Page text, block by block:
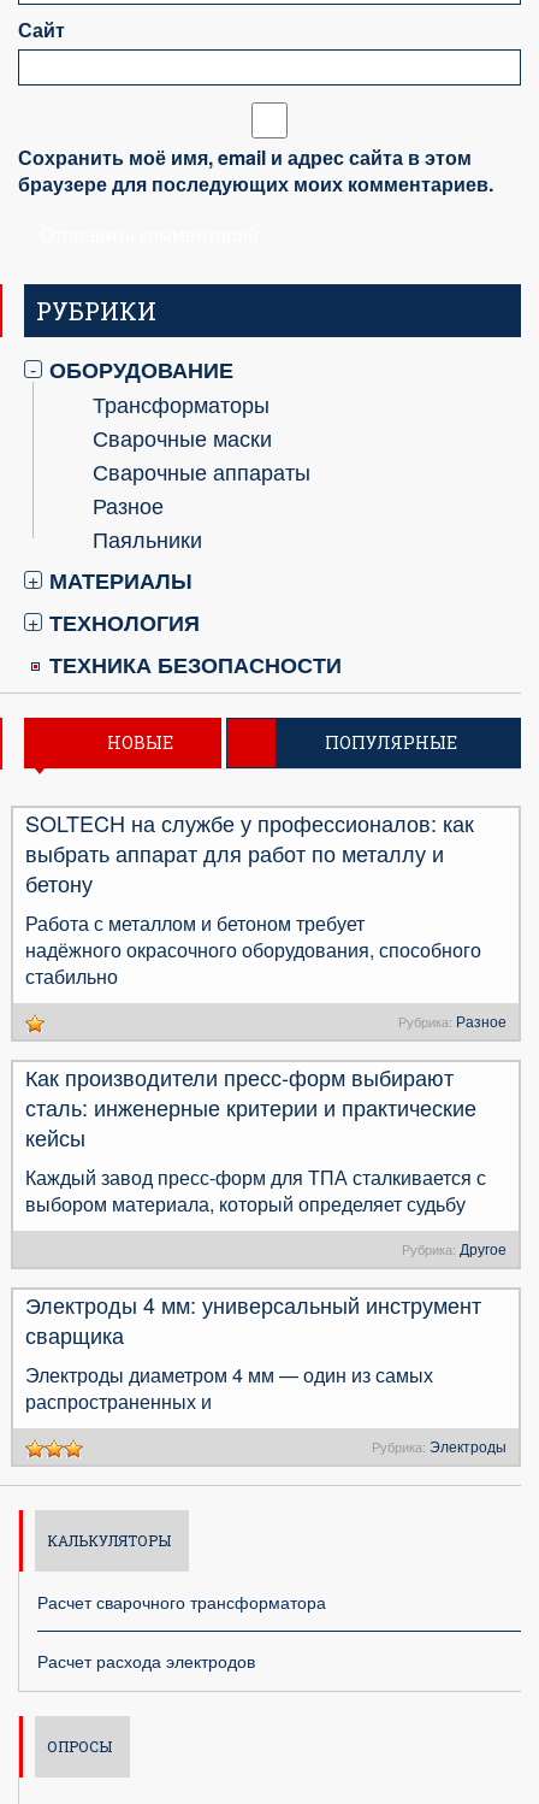
Сайт
Сохранить моё имя, email и адрес сайта в этом
браузере для последующих моих комментариев.
РУБРИКИ
- ОБОРУДОВАНИЕ
Трансформаторы
Сварочные маски
Сварочные аппараты
Разное
Паяльники
+ МАТЕРИАЛЫ
+ ТЕХНОЛОГИЯ
ТЕХНИКА БЕЗОПАСНОСТИ
НОВЫЕ ПОПУЛЯРНЫЕ
SOLTECH на службе у профессионалов: как
выбрать аппарат для работ по металлу и
бетону
Работа с металлом и бетоном требует
надёжного окрасочного оборудования, способного
стабильно
Рубрика: Разное
Как производители пресс-форм выбирают
сталь: инженерные критерии и практические
кейсы
Каждый завод пресс-форм для ТПА сталкивается с
выбором материала, который определяет судьбу
Рубрика: Другое
Электроды 4 мм: универсальный инструмент
сварщика
Электроды диаметром 4 мм — один из самых
распространенных и
Рубрика: Электроды
КАЛЬКУЛЯТОРЫ
Расчет сварочного трансформатора
Расчет расхода электродов
ОПРОСЫ